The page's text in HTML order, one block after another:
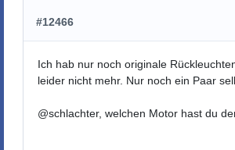
#12466
Ich hab nur noch originale
leider nicht mehr. Nur noch ein Paar
@schlachter, welchen Motor hast du